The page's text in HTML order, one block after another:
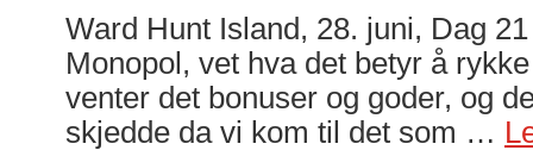
Ward Hunt Island, 28. juni, Dag
Monopol, vet hva det betyr å
venter det bonuser og goder, og
skjedde da vi kom til det som …